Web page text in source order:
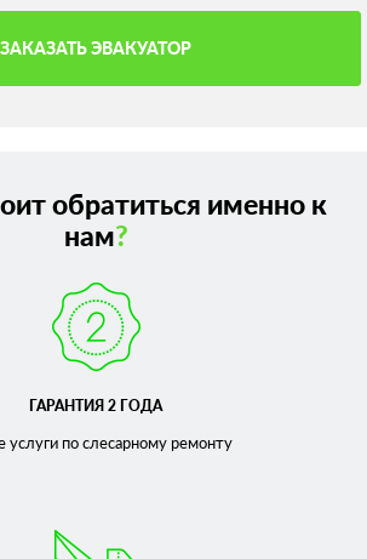
ЗАКАЗАТЬ ЭВАКУАТОР
обратиться именно к
нам?
ГАРАНТИЯ 2 ГОДА
услуги по слесарномуремонту